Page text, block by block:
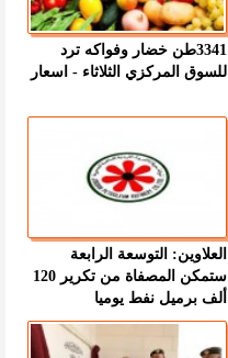
3341طن خضار وفواكه ترد
للسوق المركزي الثلاثاء - اسعار
العلاوين: التوسعة الرابعة
ستمكن المصفاة من تكرير 120
ألف برميل نفط يوميا